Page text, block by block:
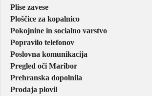
Plise zavese
Ploščice za kopalnico
Pokojnine in socialno varstvo
Popravilo telefonov
Poslovna komunikacija
Pregled oči Maribor
Prehranska dopolnila
Prodaja plovil